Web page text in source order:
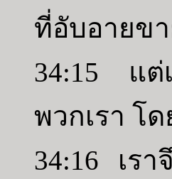
ที่อับอายข
34:15 แต่
พวกเรา โ
34:16 เร